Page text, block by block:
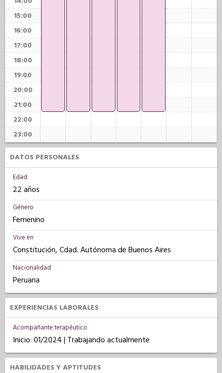
15:00
16:00
17:00
18:00
19:00
20:00
21:00
22:00
23:00
DATOS PERSONALES
Edad
22 años
Género
Femenino
Vive en
Constitución, Cdad. Autónoma de Buenos Aires
Nacionalidad
Peruana
EXPERIENCIAS LABORALES
Acompañante terapéutico
Inicio: 01/2024 | Trabajando actualmente
HABILIDADES Y APTITUDES